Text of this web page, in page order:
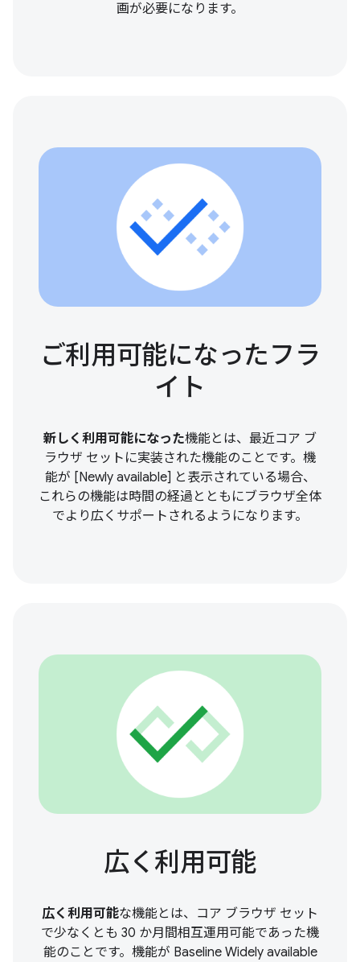
画が必要になります。
ご利用可能になったフラ
イト
新しく利用可能になった機能とは、最近コア ブ
ラウザ セットに実装された機能のことです。機
能が [Newly available] と表示されている場合、
これらの機能は時間の経過とともにブラウザ全体
でより広くサポートされるようになります。
広く利用可能
広く利用可能な機能とは、コア ブラウザ セット
で少なくとも 30 か月間相互運用可能であった機
能のことです。機能が Baseline Widely available